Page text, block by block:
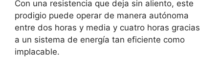
Con una resistencia que deja sin aliento, este
prodigio puede operar de manera autónoma
entre dos horas y media y cuatro horas gracias
a un sistema de energía tan eficiente como
implacable.